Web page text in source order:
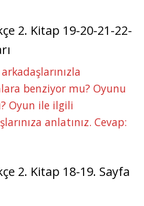
2. Kitap 19-20-21-22-
benziyor mu? Oyunu
Oyun ile ilgili
anlatınız. Cevap:
2. Kitap 18-19. Sayfa